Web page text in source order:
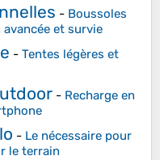
- Boussoles
et survie
- Tentes légères et
- Recharge en
- Le nécessaire pour
le terrain